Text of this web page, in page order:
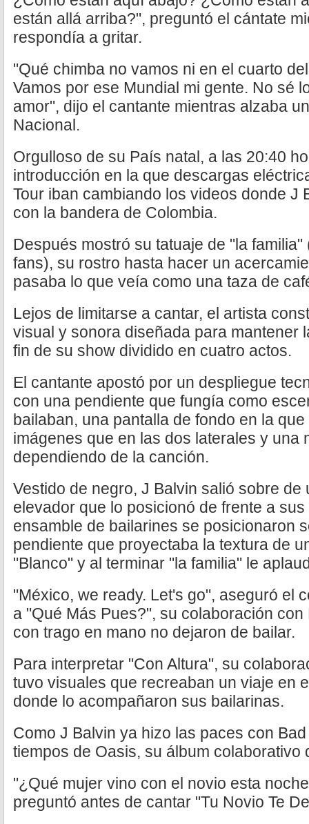
están allá arriba?", preguntó el cántate
respondía a gritar.
"Qué chimba no vamos ni en el cuarto
Vamos por ese Mundial mi gente. No sé
amor", dijo el cantante mientras alzaba
Nacional.
Orgulloso de su País natal, a las 20:40
introducción en la que descargas
Tour iban cambiando los videos donde J
con la bandera de Colombia.
Después mostró su tatuaje de "la
fans), su rostro hasta hacer un
pasaba lo que veía como una taza de
Lejos de limitarse a cantar, el artista
visual y sonora diseñada para mantener
fin de su show dividido en cuatro actos.
El cantante apostó por un despliegue
con una pendiente que fungía como
bailaban, una pantalla de fondo en la
imágenes que en las dos laterales y una
dependiendo de la canción.
Vestido de negro, J Balvin salió sobre de
elevador que lo posicionó de frente a
ensamble de bailarines se posicionaron
pendiente que proyectaba la textura de
"Blanco" y al terminar "la familia" le
"México, we ready. Let's go", aseguró el
a "Qué Más Pues?", su colaboración
con trago en mano no dejaron de bailar.
Para interpretar "Con Altura", su
tuvo visuales que recreaban un viaje en
donde lo acompañaron sus bailarinas.
Como J Balvin ya hizo las paces con
tiempos de Oasis, su álbum colaborativo
"¿Qué mujer vino con el novio esta
preguntó antes de cantar "Tu Novio Te